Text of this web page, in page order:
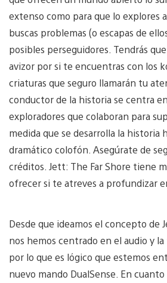
extenso como para que lo explores
buscas problemas (o escapas de
posibles perseguidores. Tendrás
avizor por si te encuentras con los
criaturas que seguro llamarán tu
conductor de la historia se centra
exploradores que colaboran para
medida que se desarrolla la historia
dramático colofón. Asegúrate de
créditos. Jett: The Far Shore tiene
ofrecer si te atreves a profundizar
Desde que ideamos el concepto de
nos hemos centrado en el audio y
por lo que es lógico que estemos
nuevo mando DualSense. En